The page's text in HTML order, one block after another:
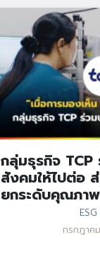
กลุ่มธุรกิจ
สังคมให้ไปต่อ
ยกระดับคุณภา
กรกฎาค